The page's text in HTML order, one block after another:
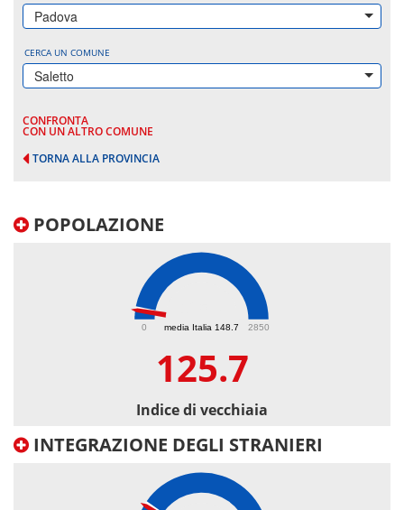
Padova
CERCA UN COMUNE
Saletto
CONFRONTA
CON UN ALTRO COMUNE
TORNA ALLA PROVINCIA
POPOLAZIONE
media Italia 148.7
0 2850
125.7
Indice di vecchiaia
INTEGRAZIONE DEGLI STRANIERI